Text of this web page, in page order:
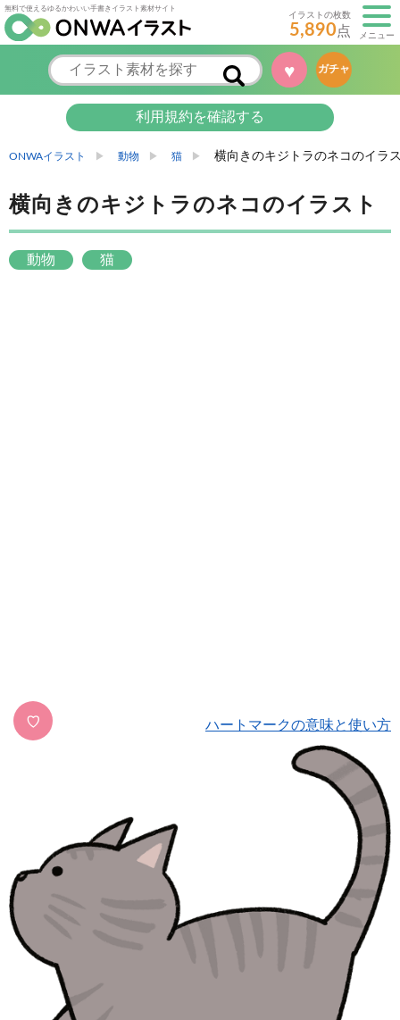
無料で使えるゆるかわいい手書きイラスト素材サイト
イラストの枚数
5,890点 メニュー
♥ ガチャ
利用規約を確認する
ONWAイラスト 動物 猫 横向きのキジトラのネコのイラ
横向きのキジトラのネコのイラスト
動物 猫
♡ ハートマークの意味と使い方